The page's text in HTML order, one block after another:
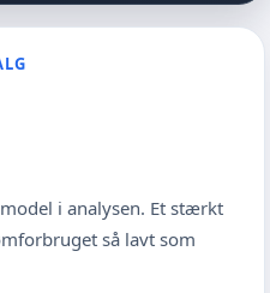
i analysen. Et stærkt
så lavt som